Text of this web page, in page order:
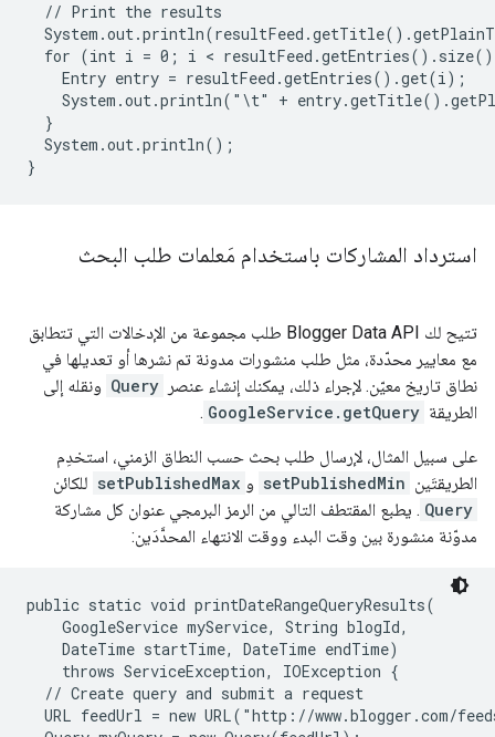
  // Print the results
for (int i = 0; i <
    Entry entry = resultFeed.getEntries().get(i);
System.out.println("\t" +
  }
  System.out.println();
استرداد المشاركات باستخدام مَعلمات طلب البحث
تتيح لك Blogger Data API طلب مجموعة من الإدخالات التي تتطابق
مع معايير محدّدة، مثل طلب منشورات مدونة تم نشرها أو تعديلها في
نطاق تاريخ معيّن. لإجراء ذلك، يمكنك إنشاء عنصر Query ونقله إلى
الطريقة GoogleService.getQuery
.
على سبيل المثال، لإرسال طلب بحث حسب النطاق الزمني، استخدِم
الطريقتَين setPublishedMin و setPublishedMax للكائن
Query . يطبع المقتطف التالي من الرمز البرمجي عنوان كل مشاركة
مدوّنة منشورة بين وقت البدء ووقت الانتهاء المحدَّدَين:
public static void printDateRangeQueryResults(
    GoogleService myService, String blogId,
    DateTime startTime, DateTime endTime)
    throws ServiceException, IOException {
  // Create query and submit a request
URL feedUrl = new URL("http://www.blogger.com/